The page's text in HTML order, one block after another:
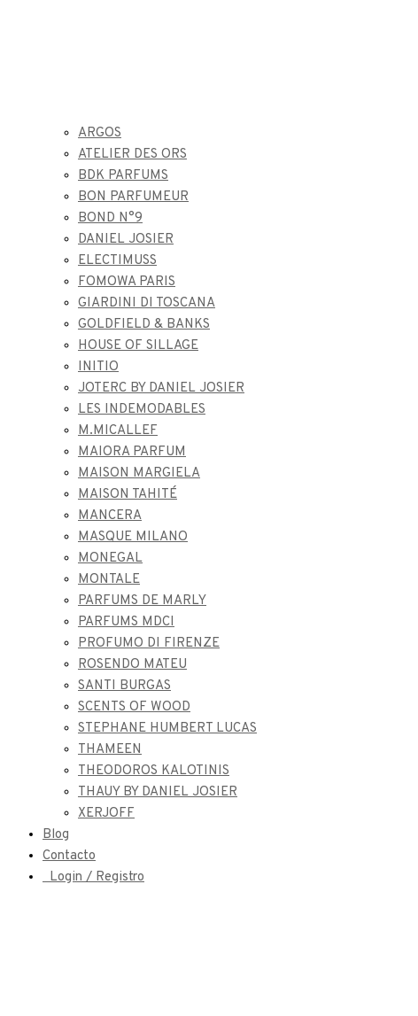
ARGOS
ATELIER DES ORS
BDK PARFUMS
BON PARFUMEUR
BOND N°9
DANIEL JOSIER
ELECTIMUSS
FOMOWA PARIS
GIARDINI DI TOSCANA
GOLDFIELD & BANKS
HOUSE OF SILLAGE
INITIO
JOTERC BY DANIEL JOSIER
LES INDEMODABLES
M.MICALLEF
MAIORA PARFUM
MAISON MARGIELA
MAISON TAHITÉ
MANCERA
MASQUE MILANO
MONEGAL
MONTALE
PARFUMS DE MARLY
PARFUMS MDCI
PROFUMO DI FIRENZE
ROSENDO MATEU
SANTI BURGAS
SCENTS OF WOOD
STEPHANE HUMBERT LUCAS
THAMEEN
THEODOROS KALOTINIS
THAUY BY DANIEL JOSIER
XERJOFF
Blog
Contacto
Login / Registro